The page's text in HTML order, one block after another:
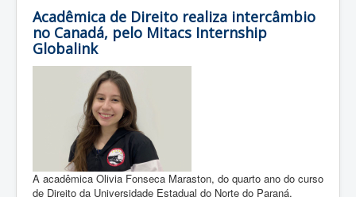
Acadêmica de Direito realiza intercâmbio
no Canadá, pelo Mitacs Internship
Globalink
A acadêmica Olivia Fonseca Maraston, do quarto ano do curso
de Direito da Universidade Estadual do Norte do Paraná,